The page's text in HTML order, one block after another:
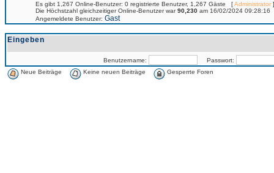
Es gibt 1,267 Online-Benutzer: 0 registrierte Benutzer, 1,267 Gäste [Administrator
Die Höchstzahl gleichzeitiger Online-Benutzer war90,230 am 16/02/2024 09:28:16
Angemeldete Benutzer: Gast
Eingeben
Benutzername:
Passwort:
Neue Beiträge
Keine neuen Beiträge Gesperrte Foren